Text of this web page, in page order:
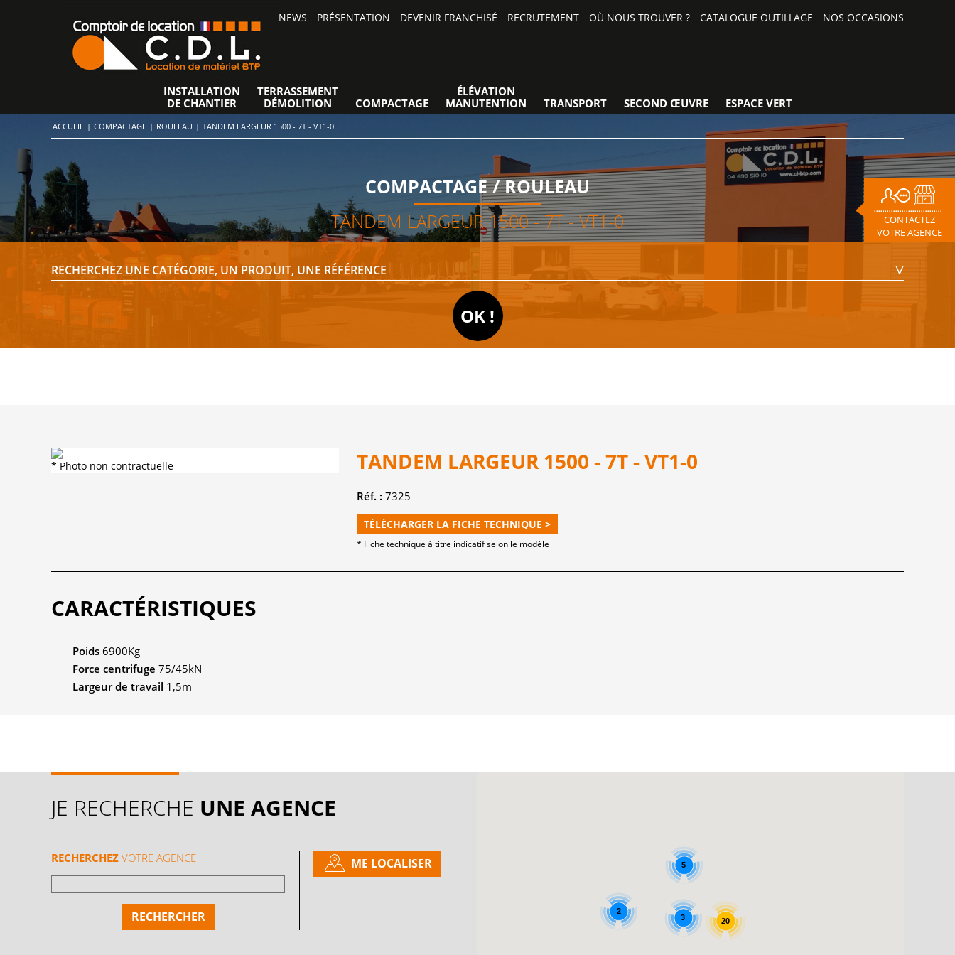
NEWS PRÉSENTATION DEVENIR FRANCHISÉ RECRUTEMENT OÙ NOUS TROUVER ? CATALOGUE OUTILLAGE NOS OCCASIONS
INSTALLATION
DE CHANTIER
TERRASSEMENT
DÉMOLITION
COMPACTAGE
ÉLÉVATION
MANUTENTION
TRANSPORT SECOND ŒUVRE ESPACE VERT
CONTACTEZ
VOTRE AGENCE
ACCUEIL | COMPACTAGE | ROULEAU | TANDEM LARGEUR 1500 - 7T - VT1-0
COMPACTAGE / ROULEAU
TANDEM LARGEUR 1500 - 7T - VT1-0
* Photo non contractuelle TANDEM LARGEUR 1500 - 7T - VT1-0
Réf. : 7325
TÉLÉCHARGER LA FICHE TECHNIQUE >
* Fiche technique à titre indicatif selon le modèle
CARACTÉRISTIQUES
Poids 6900Kg
Force centrifuge 75/45kN
Largeur de travail 1,5m
JE RECHERCHE UNE AGENCE
RECHERCHEZ VOTRE AGENCE ME LOCALISER
20
5
2
3